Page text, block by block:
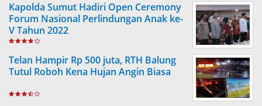
Kapolda Sumut Hadiri Open Ceremony
Forum Nasional Perlindungan Anak ke-
V Tahun 2022
Telan Hampir Rp 500 juta, RTH Balung
Tutul Roboh Kena Hujan Angin Biasa